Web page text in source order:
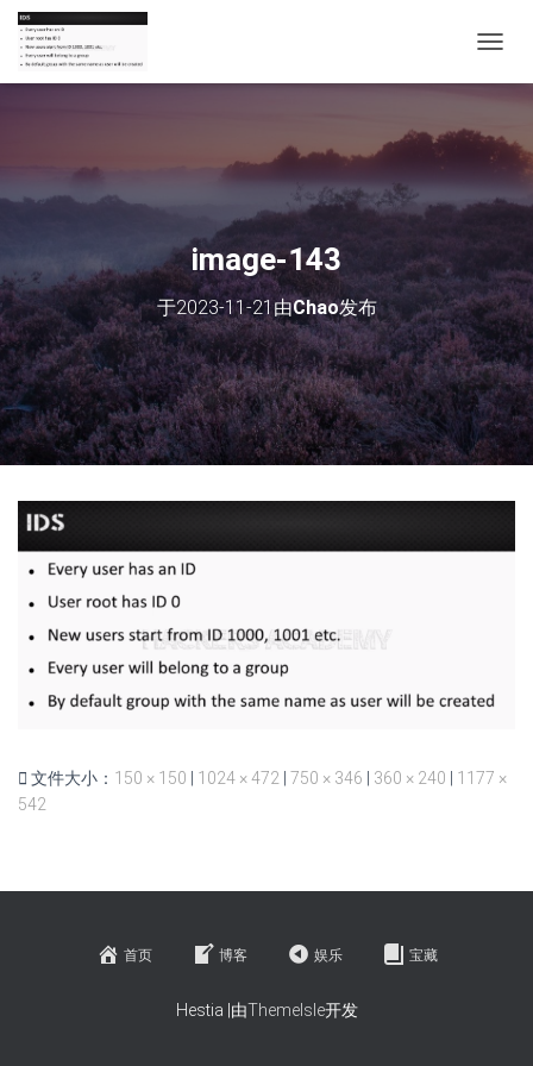
换
image-143
于2023-11-21 由Chao发布
文件大小： 150 × 150 1024 × 472 750 × 346 360 × 240
1177 ×
542
首页 博客 娱乐 宝藏
Hestia |由ThemeIsle开发